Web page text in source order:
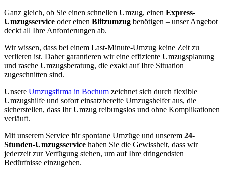
Ganz gleich, ob Sie einen schnellen Umzug, einen Express-
Umzugsservice oder einen Blitzumzug benötigen – unser Angebot
deckt all Ihre Anforderungen ab.
Wir wissen, dass bei einem Last-Minute-Umzug keine Zeit zu
verlieren ist. Daher garantieren wir eine effiziente Umzugsplanung
und rasche Umzugsberatung, die exakt auf Ihre Situation
zugeschnitten sind.
Unsere Umzugsfirma in Bochum zeichnet sich durch flexible
Umzugshilfe und sofort einsatzbereite Umzugshelfer aus, die
sicherstellen, dass Ihr Umzug reibungslos und ohne Komplikationen
verläuft.
Mit unserem Service für spontane Umzüge und unserem 24-
Stunden-Umzugsservice haben Sie die Gewissheit, dass wir
jederzeit zur Verfügung stehen, um auf Ihre dringendsten
Bedürfnisse einzugehen.